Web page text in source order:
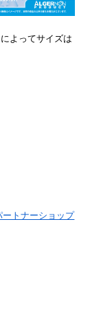
よってサイズは
ートナーショップ